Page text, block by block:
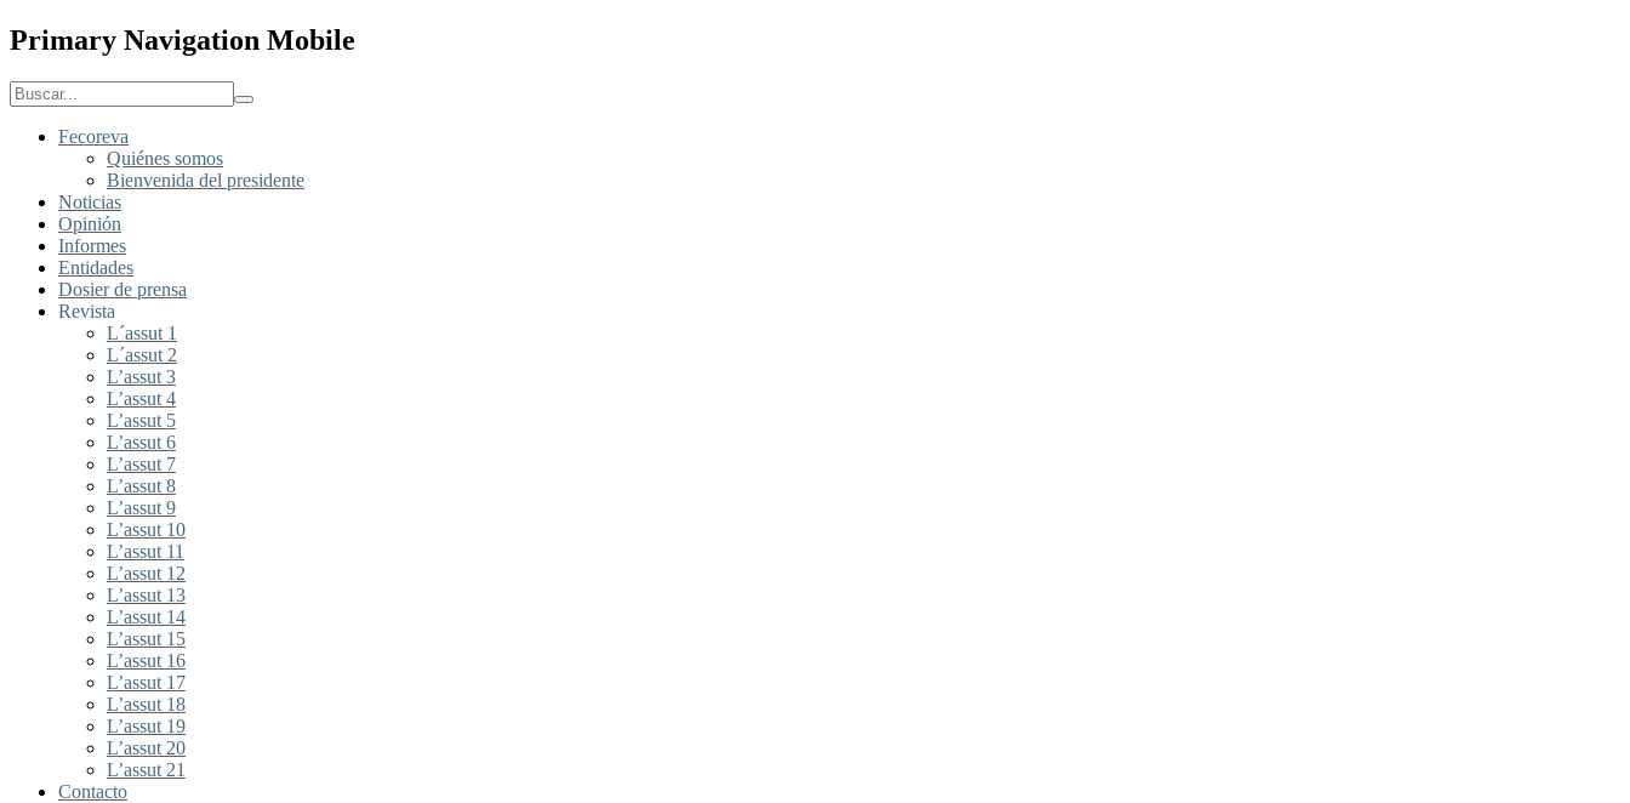
Primary Navigation Mobile
Fecoreva
Quiénes somos
Bienvenida del presidente
Noticias
Opinión
Informes
Entidades
Dosier de prensa
Revista
L´assut 1
L´assut 2
L’assut 3
L’assut 4
L’assut 5
L’assut 6
L’assut 7
L’assut 8
L’assut 9
L’assut 10
L’assut 11
L’assut 12
L’assut 13
L’assut 14
L’assut 15
L’assut 16
L’assut 17
L’assut 18
L’assut 19
L’assut 20
L’assut 21
Contacto